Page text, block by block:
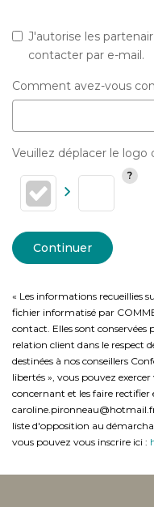
J'autorise les
contacter par e-mail.
Comment avez-vous
Veuillez déplacer le logo
Continuer
« Les informations recueillies
fichier informatisé par
contact. Elles sont conservées
relation client dans le respect
destinées à nos conseillers
libertés », vous pouvez
concernant et les faire
liste d'opposition au
vous pouvez vous inscrire ici :